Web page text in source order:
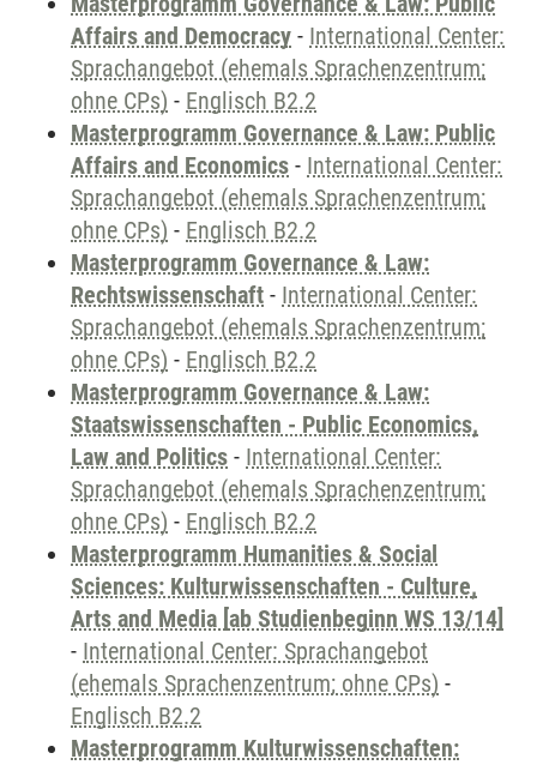
Affairs and Democracy - International Center:
Sprachangebot (ehemals Sprachenzentrum;
ohne CPs) - Englisch B2.2
Masterprogramm Governance & Law: Public
Affairs and Economics - International Center:
Sprachangebot (ehemals Sprachenzentrum;
ohne CPs) - Englisch B2.2
Masterprogramm Governance & Law:
Rechtswissenschaft - International Center:
Sprachangebot (ehemals Sprachenzentrum;
ohne CPs) - Englisch B2.2
Masterprogramm Governance & Law:
Staatswissenschaften - Public Economics,
Law and Politics - International Center:
Sprachangebot (ehemals Sprachenzentrum;
ohne CPs) - Englisch B2.2
Masterprogramm Humanities & Social
Sciences: Kulturwissenschaften - Culture,
Arts and Media [ab Studienbeginn WS 13/14]
- International Center: Sprachangebot
(ehemals Sprachenzentrum; ohne CPs) -
Englisch B2.2
Masterprogramm Kulturwissenschaften: